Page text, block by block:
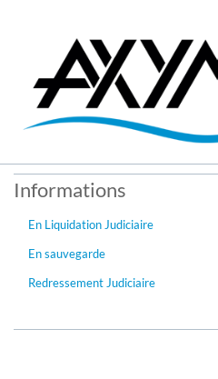
Informations
En Liquidation Judiciaire
En sauvegarde
Redressement Judiciaire